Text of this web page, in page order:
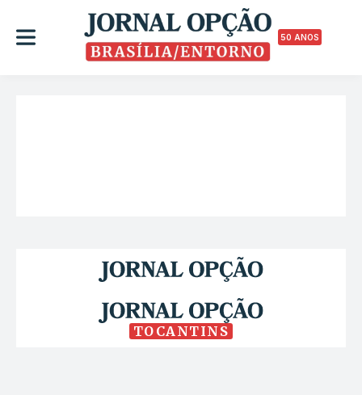
50 ANOS
TOCANTINS